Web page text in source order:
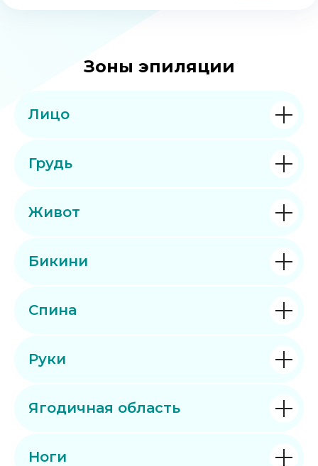
Зоны эпиляции
Лицо
Грудь
Живот
Бикини
Спина
Руки
Ягодичная область
Ноги